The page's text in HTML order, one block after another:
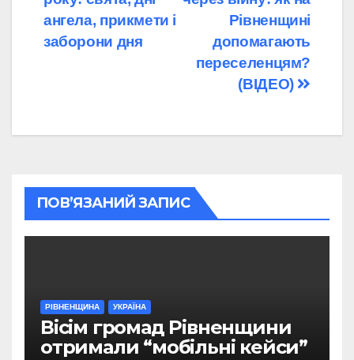
записів
Рівненщині
допомагають
переселенцям?
(ВІДЕО)
ангела, прикмети і
заборони дня
ПОВ’ЯЗАНИЙ ЗАПИС
РІВНЕНЩИНА УКРАЇНА
Вісім громад Рівненщини
отримали “мобільні кейси”